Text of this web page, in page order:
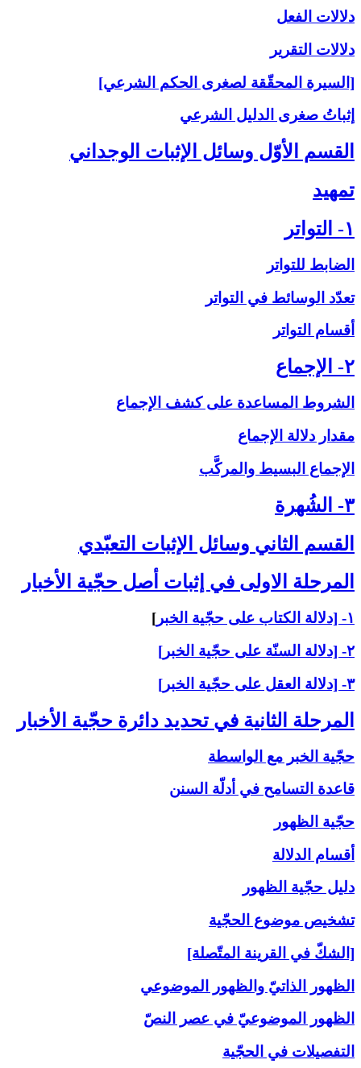
دلالات الفعل
دلالات التقرير
[السيرة المحقّقة لصغرى الحكم الشرعي]
إثباتُ‏ صغرى‏ الدليل الشرعي‏
القسم الأوّل وسائل الإثبات الوجداني
تمهيد
۱- التواتر
الضابط للتواتر
تعدّد الوسائط في التواتر
أقسام التواتر
۲- الإجماع‏
الشروط المساعدة على‏ كشف الإجماع
مقدار دلالة الإجماع
الإجماع البسيط والمركَّب
۳- الشُهرة
القسم الثاني ‏وسائل الإثبات التعبّدي‏
المرحلة الاولى ‏في إثبات أصل حجّية الأخبار
۱- [دلالة الكتاب على حجّية الخبر
]
۲- [دلالة السنّة على حجّية الخبر]
۳- [دلالة العقل على حجّية الخبر]
المرحلة الثانية في تحديد دائرة حجّية الأخبار
حجّية الخبر مع الواسطة
قاعدة التسامح في أدلّة السنن
حجّية الظهور
أقسام الدلالة
دليل حجّية الظهور
تشخيص موضوع الحجّية
[الشكّ في القرينة المتّصلة]
الظهور الذاتيّ والظهور الموضوعي
الظهور الموضوعيّ في عصر النصّ
التفصيلات في الحجّية